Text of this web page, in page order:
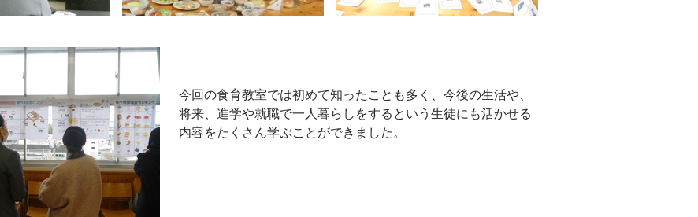
今回の食育教室では初めて知ったことも多く、今後の生活や、
将来、進学や就職で一人暮らしをするという生徒にも活かせる
内容をたくさん学ぶことができました。